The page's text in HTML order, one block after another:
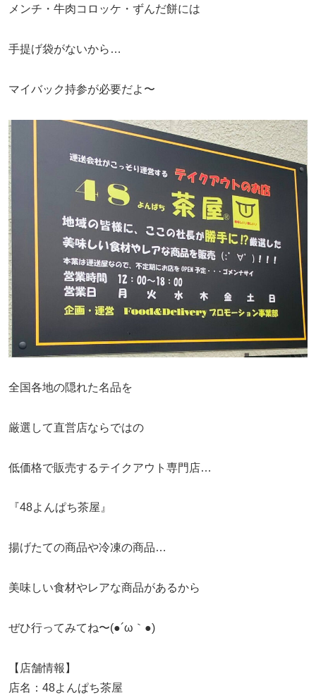
メンチ・牛肉コロッケ・ずんだ餅には
手提げ袋がないから…
マイバック持参が必要だよ〜
全国各地の隠れた名品を
厳選して直営店ならではの
低価格で販売するテイクアウト専門店…
『48よんぱち茶屋』
揚げたての商品や冷凍の商品…
美味しい食材やレアな商品があるから
ぜひ行ってみてね〜(●´ω｀●)
【店舗情報】
店名： 48よんぱち茶屋